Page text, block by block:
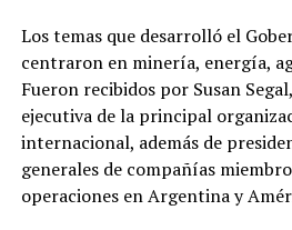
Los temas que desarrolló el
centraron en minería, energía,
Fueron recibidos por Susan
ejecutiva de la principal
internacional, además de
generales de compañías
operaciones en Argentina y